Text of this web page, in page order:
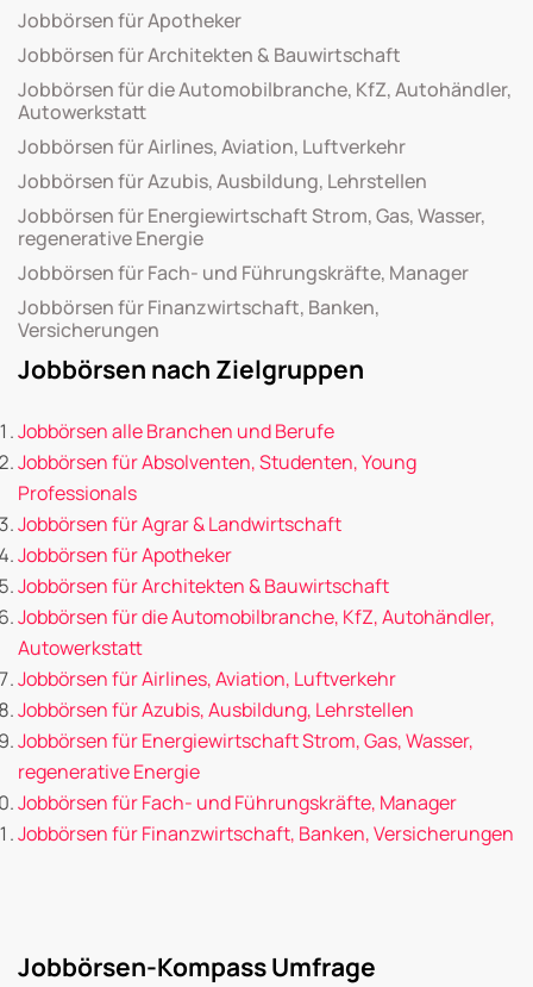
Jobbörsen für Apotheker
Jobbörsen für Architekten & Bauwirtschaft
Jobbörsen für die Automobilbranche, KfZ, Autohändler,
Autowerkstatt
Jobbörsen für Airlines, Aviation, Luftverkehr
Jobbörsen für Azubis, Ausbildung, Lehrstellen
Jobbörsen für Energiewirtschaft Strom, Gas, Wasser,
regenerative Energie
Jobbörsen für Fach- und Führungskräfte, Manager
Jobbörsen für Finanzwirtschaft, Banken,
Versicherungen
Jobbörsen nach Zielgruppen
Jobbörsen alle Branchen und Berufe
Jobbörsen für Absolventen, Studenten, Young
Professionals
Jobbörsen für Agrar & Landwirtschaft
Jobbörsen für Apotheker
Jobbörsen für Architekten & Bauwirtschaft
Jobbörsen für die Automobilbranche, KfZ, Autohändler,
Autowerkstatt
Jobbörsen für Airlines, Aviation, Luftverkehr
Jobbörsen für Azubis, Ausbildung, Lehrstellen
Jobbörsen für Energiewirtschaft Strom, Gas, Wasser,
regenerative Energie
Jobbörsen für Fach- und Führungskräfte, Manager
Jobbörsen für Finanzwirtschaft, Banken, Versicherungen
Jobbörsen-Kompass Umfrage